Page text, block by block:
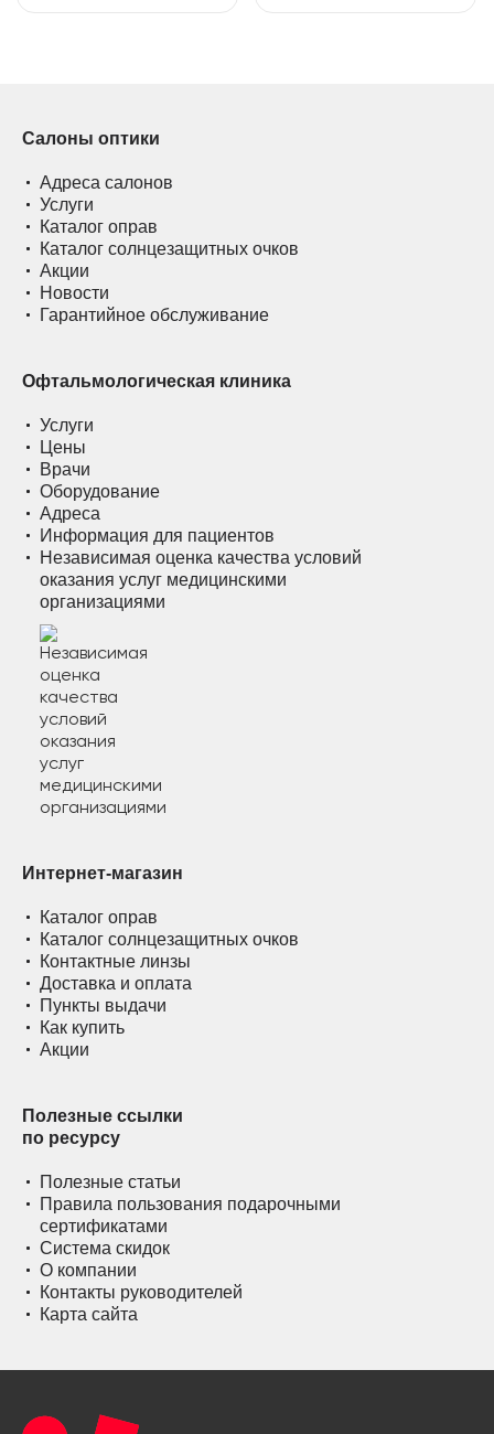
Салоны оптики
Адреса салонов
Услуги
Каталог оправ
Каталог солнцезащитных очков
Акции
Новости
Гарантийное обслуживание
Офтальмологическая клиника
Услуги
Цены
Врачи
Оборудование
Адреса
Информация для пациентов
Независимая оценка качества условий
оказания услуг медицинскими
организациями
Интернет-магазин
Каталог оправ
Каталог солнцезащитных очков
Контактные линзы
Доставка и оплата
Пункты выдачи
Как купить
Акции
Полезные ссылки
по ресурсу
Полезные статьи
Правила пользования подарочными
сертификатами
Система скидок
О компании
Контакты руководителей
Карта сайта